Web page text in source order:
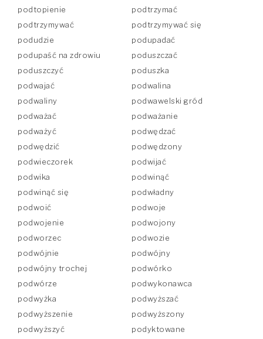
podtopienie
podtrzymać
podtrzymywać
podtrzymywać się
podudzie
podupadać
podupaść na zdrowiu
poduszczać
poduszczyć
poduszka
podwajać
podwalina
podwaliny
podwawelski gród
podważać
podważanie
podważyć
podwędzać
podwędzić
podwędzony
podwieczorek
podwijać
podwika
podwinąć
podwinąć się
podwładny
podwoić
podwoje
podwojenie
podwojony
podworzec
podwozie
podwójnie
podwójny
podwójny trochej
podwórko
podwórze
podwykonawca
podwyżka
podwyższać
podwyższenie
podwyższony
podwyższyć
podyktowane